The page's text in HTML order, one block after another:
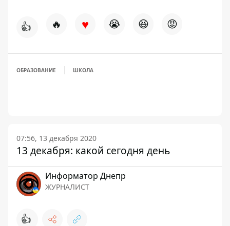
👍 🔥 ♥ 😭 😆 😡
ОБРАЗОВАНИЕ ШКОЛА
07:56, 13 декабря 2020
13 декабря: какой сегодня день
Информатор Днепр
ЖУРНАЛИСТ
👍